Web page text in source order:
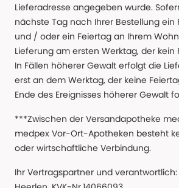
Lieferadresse angegeben wurde.
nächste Tag nach Ihrer Bestellung ein
und / oder ein Feiertag an Ihrem
Lieferung am ersten Werktag, der kein
In Fällen höherer Gewalt erfolgt die
erst an dem Werktag, der keine
Ende des Ereignisses höherer Gewalt
***Zwischen der Versandapotheke
medpex Vor-Ort-Apotheken besteht
oder wirtschaftliche Verbindung.
Ihr Vertragspartner und verantwortlich: